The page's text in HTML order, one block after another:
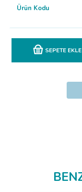
Ürün Kodu
SEPETE EKLE